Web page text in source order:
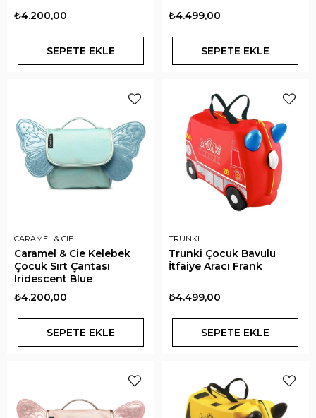
₺4.200,00
SEPETE EKLE
₺4.499,00
SEPETE EKLE
CARAMEL & CIE.
Caramel & Cie Kelebek
Çocuk Sırt Çantası
Iridescent Blue
₺4.200,00
SEPETE EKLE
TRUNKI
Trunki Çocuk Bavulu
İtfaiye Aracı Frank
₺4.499,00
SEPETE EKLE